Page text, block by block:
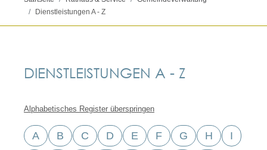
Dienstleistungen A - Z
DIENSTLEISTUNGEN A - Z
Alphabetisches Register überspringen
A B C D E F G H I